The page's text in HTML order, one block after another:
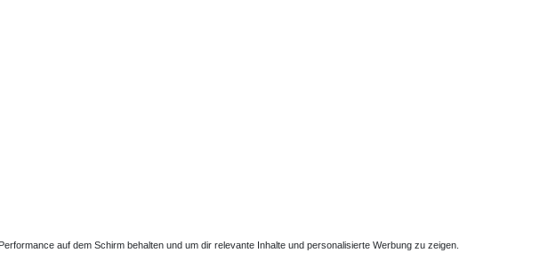
auf dem Schirm behalten und um dir relevante Inhalte und personalisierte Werbung zu zeigen.